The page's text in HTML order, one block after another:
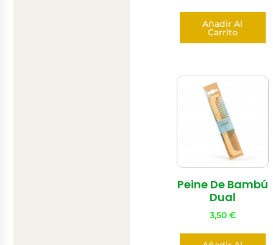
Añadir Al
Carrito
Peine De Bambú
Dual
3,50 €